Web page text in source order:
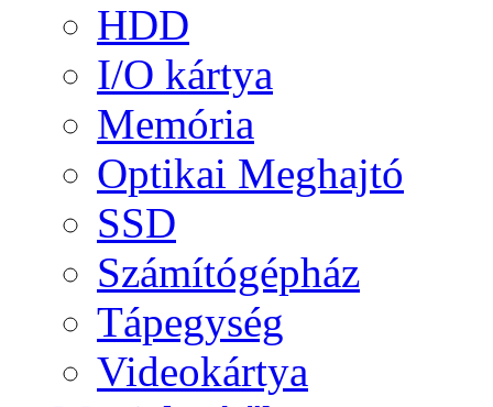
HDD
I/O kártya
Memória
Optikai Meghajtó
SSD
Számítógépház
Tápegység
Videokártya